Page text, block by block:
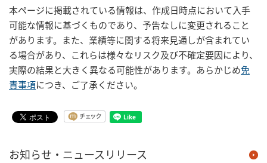
本ページに掲載されている情報は、作成日時点において入手
可能な情報に基づくものであり、予告なしに変更されること
があります。また、業績等に関する将来見通しが含まれてい
る場合があり、これらは様々なリスク及び不確定要因により、
実際の結果と大きく異なる可能性があります。あらかじめ免
責事項につき、ご了承ください。
お知らせ・ニュースリリース